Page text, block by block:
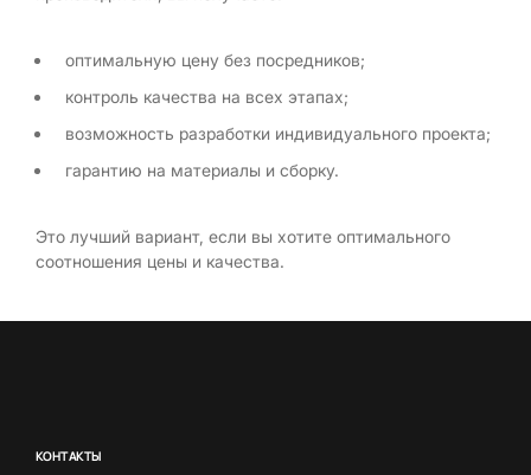
оптимальную цену без посредников;
контроль качества на всех этапах;
возможность разработки индивидуального проекта;
гарантию на материалы и сборку.
Это лучший вариант, если вы хотите оптимального
соотношения цены и качества.
КОНТАКТЫ